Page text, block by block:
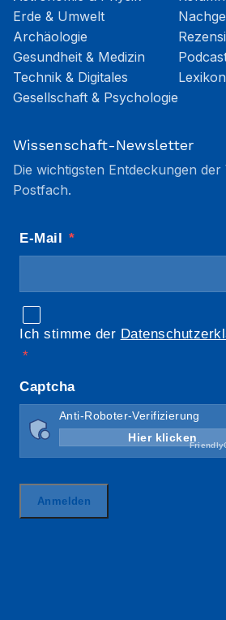
Erde & Umwelt
Archäologie
Gesundheit & Medizin
Technik & Digitales
Gesellschaft & Psychologie
Lexikon
Wissenschaft-Newsletter
Die wichtigsten Entdeckungen
Postfach.